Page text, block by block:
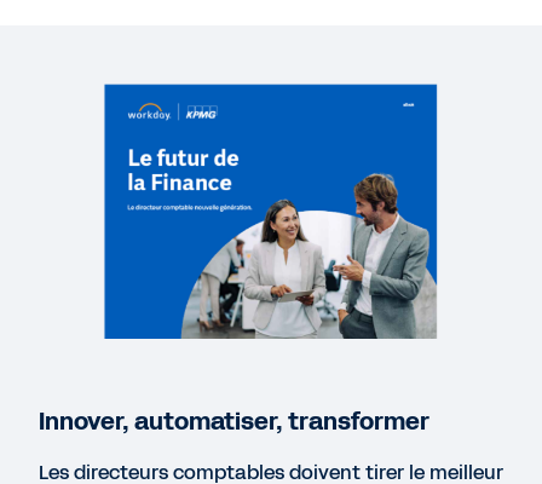
You Ready?
The Future of Finance: AI, Automation, and the
Les 3 caractéristiques de la comptabilité du futur
Innover, automatiser, transformer
Les directeurs comptables doivent tirer le meilleur